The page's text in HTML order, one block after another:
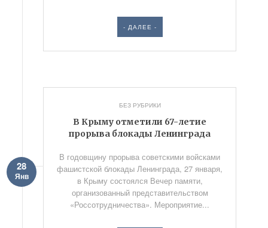
- ДАЛЕЕ -
БЕЗ РУБРИКИ
В Крыму отметили 67-летие
прорыва блокады Ленинграда
28
Янв
В годовщину прорыва советскими войсками
фашистской блокады Ленинграда, 27 января,
в Крыму состоялся Вечер памяти,
организованный представительством
«Россотрудничества». Мероприятие...